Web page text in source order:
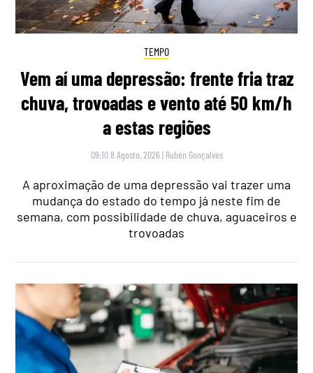
TEMPO
Vem aí uma depressão: frente fria traz
chuva, trovoadas e vento até 50 km/h
a estas regiões
09:10 8 Agosto, 2026 | Rubén Gonçalves
A aproximação de uma depressão vai trazer uma
mudança do estado do tempo já neste fim de
semana, com possibilidade de chuva, aguaceiros e
trovoadas